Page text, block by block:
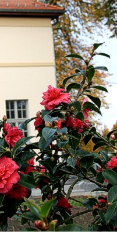
Dufthaus
Gärtnerei
Feste und
Seminare,
Ehrungen und
Basarverkauf
Öffnungszeiten